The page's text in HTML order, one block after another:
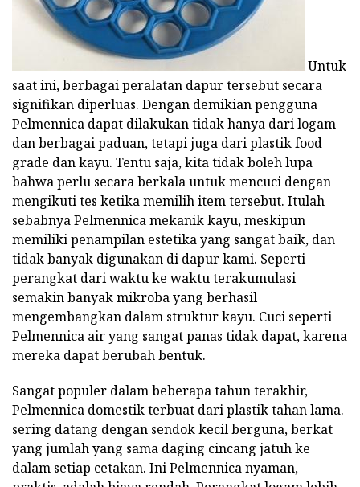
Untuk
saat ini, berbagai peralatan dapur tersebut secara
signifikan diperluas. Dengan demikian pengguna
Pelmennica dapat dilakukan tidak hanya dari logam
dan berbagai paduan, tetapi juga dari plastik food
grade dan kayu. Tentu saja, kita tidak boleh lupa
bahwa perlu secara berkala untuk mencuci dengan
mengikuti tes ketika memilih item tersebut. Itulah
sebabnya Pelmennica mekanik kayu, meskipun
memiliki penampilan estetika yang sangat baik, dan
tidak banyak digunakan di dapur kami. Seperti
perangkat dari waktu ke waktu terakumulasi
semakin banyak mikroba yang berhasil
mengembangkan dalam struktur kayu. Cuci seperti
Pelmennica air yang sangat panas tidak dapat, karena
mereka dapat berubah bentuk.
Sangat populer dalam beberapa tahun terakhir,
Pelmennica domestik terbuat dari plastik tahan lama.
sering datang dengan sendok kecil berguna, berkat
yang jumlah yang sama daging cincang jatuh ke
dalam setiap cetakan. Ini Pelmennica nyaman,